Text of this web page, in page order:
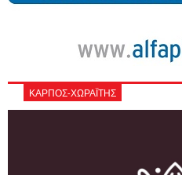
ΚΑΡΠΟΣ-ΧΩΡΑΪΤΗΣ